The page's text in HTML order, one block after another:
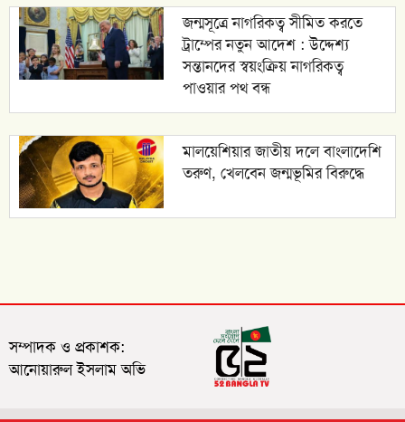
জন্মসূত্রে নাগরিকত্ব সীমিত করতে
ট্রাম্পের নতুন আদেশ : উদ্দেশ্য
সন্তানদের স্বয়ংক্রিয় নাগরিকত্ব
পাওয়ার পথ বন্ধ
মালয়েশিয়ার জাতীয় দলে বাংলাদেশি
তরুণ, খেলবেন জন্মভূমির বিরুদ্ধে
সম্পাদক ও প্রকাশক:
আনোয়ারুল ইসলাম অভি